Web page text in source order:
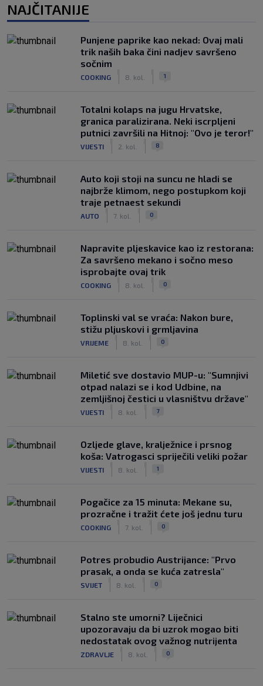
NAJČITANIJE
Punjene paprike kao nekad: Ovaj mali
trik naših baka čini nadjev savršeno
sočnim
COOKING 8. kol. 1
Totalni kolaps na jugu Hrvatske,
granica paralizirana. Neki iscrpljeni
putnici završili na Hitnoj: "Ovo je teror!"
VIJESTI 2. kol. 8
Auto koji stoji na suncu ne hladi se
najbrže klimom, nego postupkom koji
traje petnaest sekundi
AUTO 7. kol. 0
Napravite pljeskavice kao iz restorana:
Za savršeno mekano i sočno meso
isprobajte ovaj trik
COOKING 8. kol. 0
Toplinski val se vraća: Nakon bure,
stižu pljuskovi i grmljavina
VRIJEME 8. kol. 0
Miletić sve dostavio MUP-u: "Sumnjivi
otpad nalazi se i kod Udbine, na
zemljišnoj čestici u vlasništvu države"
VIJESTI 8. kol. 7
Ozljede glave, kralježnice i prsnog
koša: Vatrogasci spriječili veliki požar
VIJESTI 8. kol. 1
Pogačice za 15 minuta: Mekane su,
prozračne i tražit ćete još jednu turu
COOKING 7. kol. 0
Potres probudio Austrijance: "Prvo
prasak, a onda se kuća zatresla"
SVIJET 8. kol. 0
Stalno ste umorni? Liječnici
upozoravaju da bi uzrok mogao biti
nedostatak ovog važnog nutrijenta
ZDRAVLJE 8. kol. 0